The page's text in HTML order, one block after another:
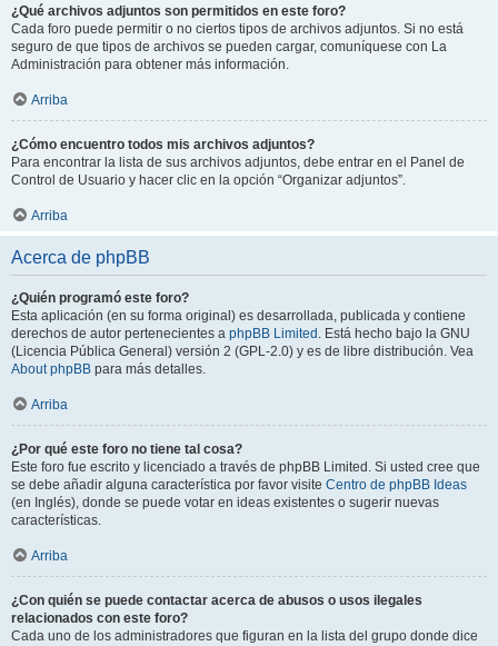
¿Qué archivos adjuntos son permitidos en este foro?
Cada foro puede permitir o no ciertos tipos de archivos adjuntos. Si no está
seguro de que tipos de archivos se pueden cargar, comuníquese con La
Administración para obtener más información.
Arriba
¿Cómo encuentro todos mis archivos adjuntos?
Para encontrar la lista de sus archivos adjuntos, debe entrar en el Panel de
Control de Usuario y hacer clic en la opción “Organizar adjuntos”.
Arriba
Acerca de phpBB
¿Quién programó este foro?
Esta aplicación (en su forma original) es desarrollada, publicada y contiene
derechos de autor pertenecientes a phpBB Limited . Está hecho bajo la GNU
(Licencia Pública General) versión 2 (GPL-2.0) y es de libre distribución. Vea
About phpBB para más detalles.
Arriba
¿Por qué este foro no tiene tal cosa?
Este foro fue escrito y licenciado a través de phpBB Limited. Si usted cree que
se debe añadir alguna característica por favor visite Centro de phpBB Ideas
(en Inglés), donde se puede votar en ideas existentes o sugerir nuevas
características.
Arriba
¿Con quién se puede contactar acerca de abusos o usos ilegales
relacionados con este foro?
Cada uno de los administradores que figuran en la lista del grupo donde dice